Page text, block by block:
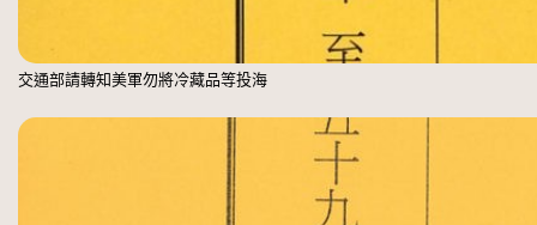
交通部請轉知美軍勿將冷藏品等投海